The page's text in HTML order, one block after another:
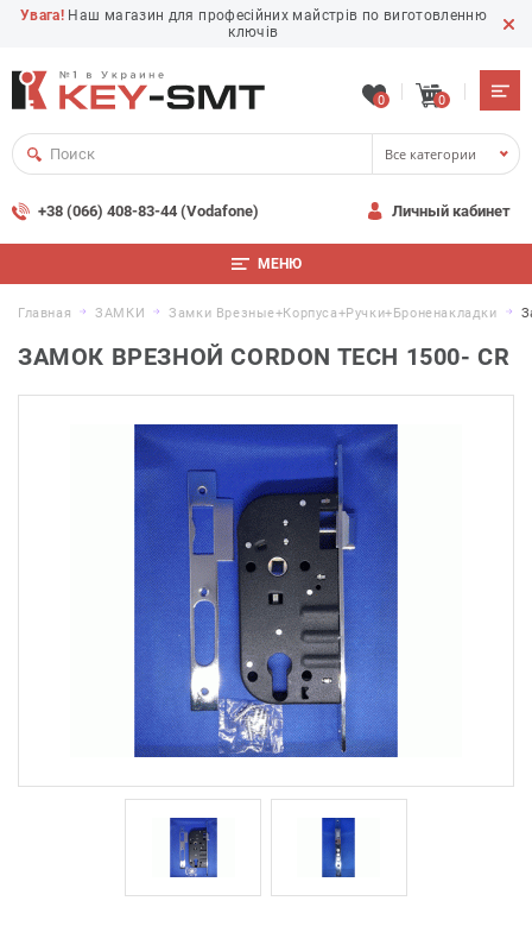
Увага! Наш магазин для професійних майстрів по виготовленню
ключів
0 0
Все категории
+38 (066) 408-83-44 (Vodafone) Личный кабинет
МЕНЮ
Главная ЗАМКИ Замки Врезные+корпуса+ручки+броненакладки
ЗАМОК ВРЕЗНОЙ CORDON TECH 1500- CR